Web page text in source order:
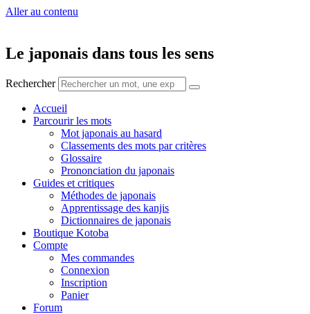
Aller au contenu
Le japonais dans tous les sens
Rechercher
Accueil
Parcourir les mots
Mot japonais au hasard
Classements des mots par critères
Glossaire
Prononciation du japonais
Guides et critiques
Méthodes de japonais
Apprentissage des kanjis
Dictionnaires de japonais
Boutique Kotoba
Compte
Mes commandes
Connexion
Inscription
Panier
Forum